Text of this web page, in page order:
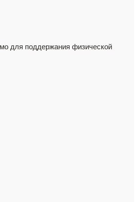
для поддержания физической